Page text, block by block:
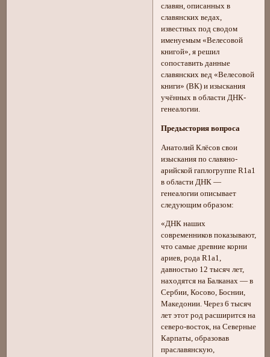
славян, описанных в
славянских ведах,
известных под сводом
именуемым «Велесовой
книгой», я решил
сопоставить данные
славянских вед «Велесовой
книги» (ВК) и изыскания
учённых в области ДНК-
генеалогии.
Предыстория вопроса
Анатолий Клёсов свои
изыскания по славяно-
арийской гаплогруппе R1a1
в области ДНК —
генеалогии описывает
следующим образом:
«ДНК наших
современников показывают,
что самые древние корни
ариев, рода R1a1,
давностью 12 тысяч лет,
находятся на Балканах — в
Сербии, Косово, Боснии,
Македонии. Через 6 тысяч
лет этот род расширится на
северо-восток, на Северные
Карпаты, образовав
праславянскую,